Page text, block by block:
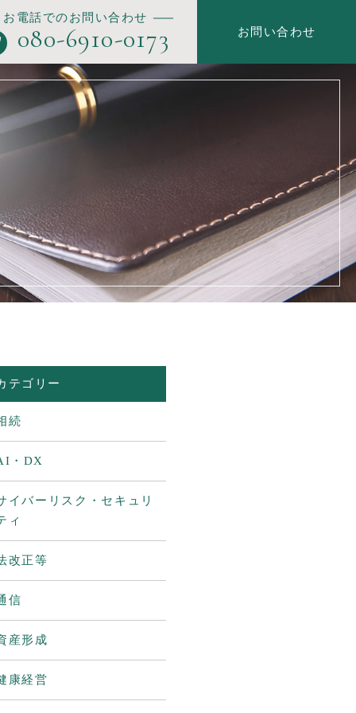
お電話でのお問い合わせ
080-6910-0173 お問い合わせ
テゴリー
続
・DX
イバーリスク・セキュリ
ィ
改正等
信
産形成
康経営